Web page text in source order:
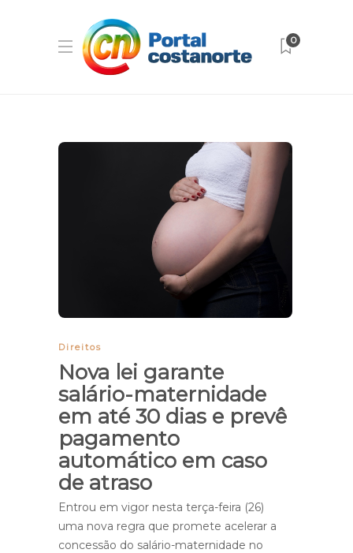
0
Direitos
Nova lei garante
salário-maternidade
em até 30 dias e prevê
pagamento
automático em caso
de atraso
Entrou em vigor nesta terça-feira (26)
uma nova regra que promete acelerar a
concessão do salário-maternidade no